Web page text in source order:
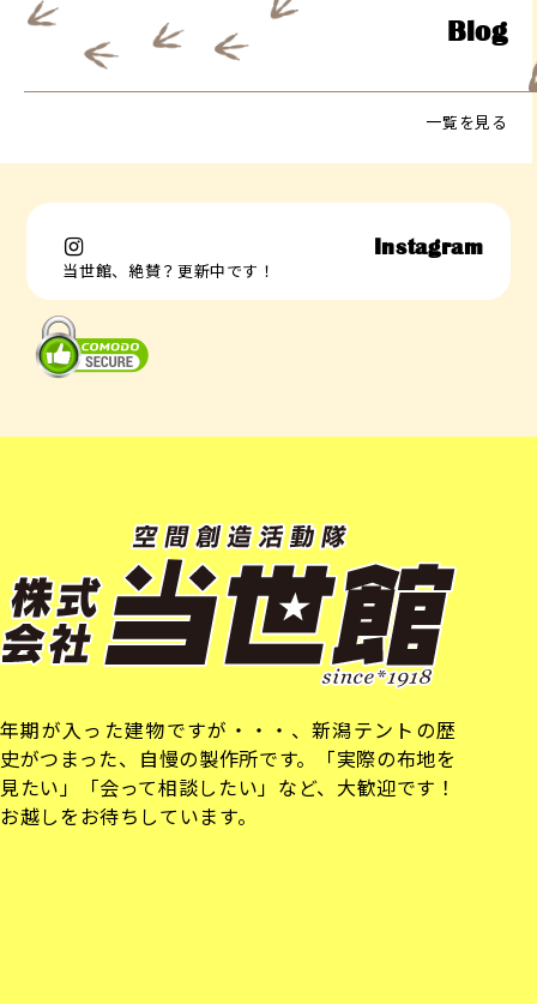
Blog
一覧を見る
Instagram
当世館、絶賛？更新中です！
年期が入った建物ですが・・・、新潟テントの歴
史がつまった、自慢の製作所です。「実際の布地を
見たい」「会って相談したい」など、大歓迎です！
お越しをお待ちしています。